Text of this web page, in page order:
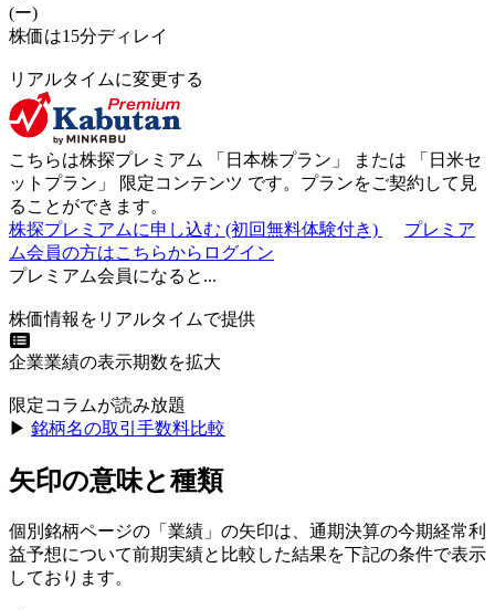
(ー)
株価は15分ディレイ
リアルタイムに変更する
こちらは株探プレミアム 「 日本株プラン 」 または 「 日米セ
ットプラン 」 限定コンテンツ です。プランをご契約して見
ることができます。
株探プレミアムに申し込む (初回無料体験付き)
プレミア
ム会員の方はこちらからログイン
プレミアム会員になると...
株価情報をリアルタイムで提供
企業業績の表示期数を拡大
限定コラムが読み放題
▶︎ 銘柄名の取引手数料比較
矢印の意味と種類
個別銘柄ページの「業績」の矢印は、通期決算の今期経常利
益予想について前期実績と比較した結果を下記の条件で表示
しております。